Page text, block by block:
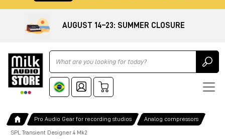
AUGUST 14–23: SUMMER CLOSURE
Ricerca
Pro Audio Gear for recording studios Analog compressors
SPL Transient Designer 4 Mk2